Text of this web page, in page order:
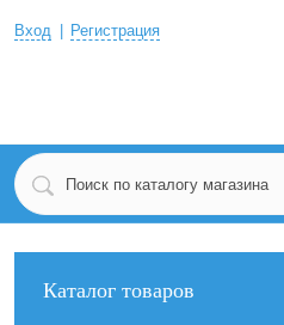
Вход Регистрация
Каталог товаров